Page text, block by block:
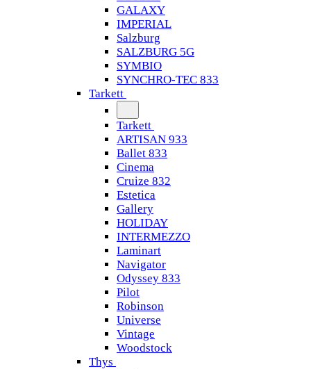
GALAXY
IMPERIAL
Salzburg
SALZBURG 5G
SYMBIO
SYNCHRO-TEC 833
Tarkett
Tarkett
ARTISAN 933
Ballet 833
Cinema
Cruize 832
Estetica
Gallery
HOLIDAY
INTERMEZZO
Laminart
Navigator
Odyssey 833
Pilot
Robinson
Universe
Vintage
Woodstock
Thys